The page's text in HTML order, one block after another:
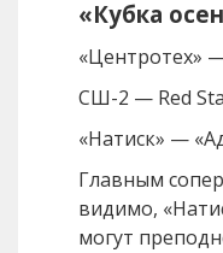
«Кубка
«Центротех»
СШ-2 — Red
«Натиск» —
Главным
видимо,
могут